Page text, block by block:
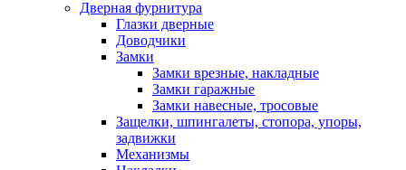
Дверная фурнитура
Глазки дверные
Доводчики
Замки
Замки врезные, накладные
Замки гаражные
Замки навесные, тросовые
Защелки, шпингалеты, стопора, упоры,
задвижки
Механизмы